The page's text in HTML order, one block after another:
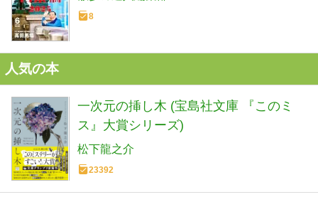
8
人気の本
一次元の挿し木 (宝島社文庫 『このミ
ス』大賞シリーズ)
松下龍之介
23392